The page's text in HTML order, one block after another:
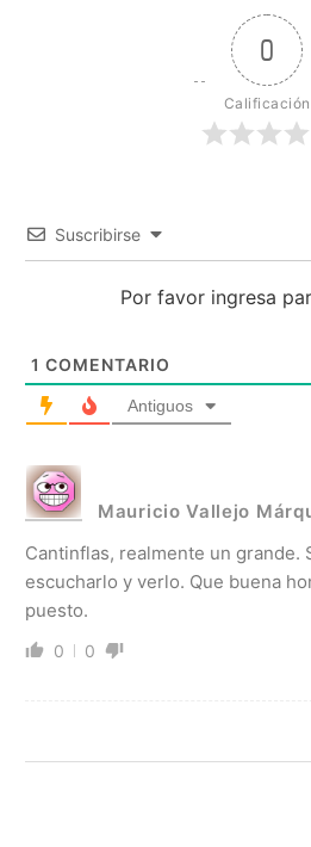
0
Calificación
Suscribirse
Por favor ingresa
1 COMENTARIO
Antiguos
Mauricio Vallejo
Cantinflas, realmente un grande.
escucharlo y verlo. Que buena
puesto.
0 0